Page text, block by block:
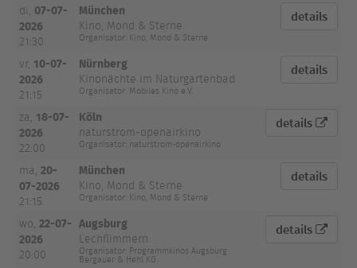
di, 07-07-
2026
21:30
München
Kino, Mond & Sterne
Organisator: Kino, Mond & Sterne
details
vr, 10-07-
2026
21:15
Nürnberg
Kinonächte im Naturgartenbad
Organisator: Mobiles Kino e.V.
details
za, 18-07-
2026
22:00
Köln
naturstrom-openairkino
Organisator: naturstrom-openairkino
details
ma,20-
07-2026
21:15
München
Kino, Mond & Sterne
Organisator: Kino, Mond & Sterne
details
wo, 22-07-
2026
20:00
Augsburg
Lechflimmern
Organisator: Programmkinos Augsburg
Bergauer & Hehl KG
details